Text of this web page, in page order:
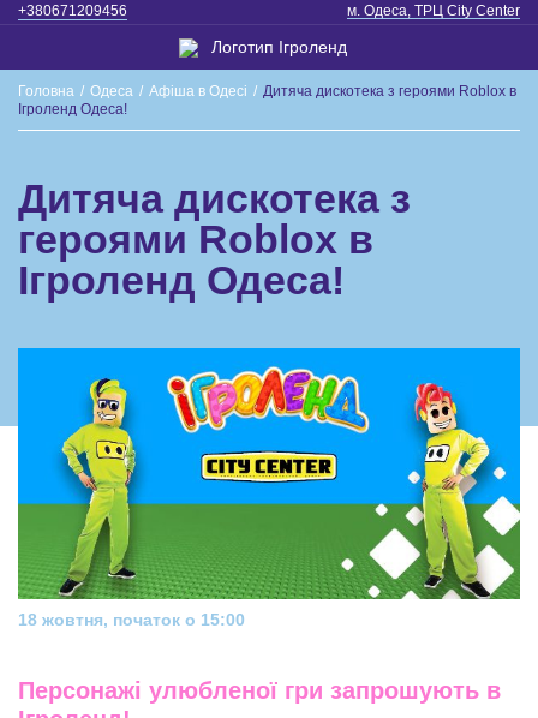
+380671209456 м. Одеса, ТРЦ City Center
Головна / Одеса / Афіша в Одесі / Дитяча дискотека з героями Roblox в
Ігроленд Одеса!
Дитяча дискотека з
героями Roblox в
Ігроленд Одеса!
18 жовтня, початок о 15:00
Персонажі улюбленої гри запрошують в